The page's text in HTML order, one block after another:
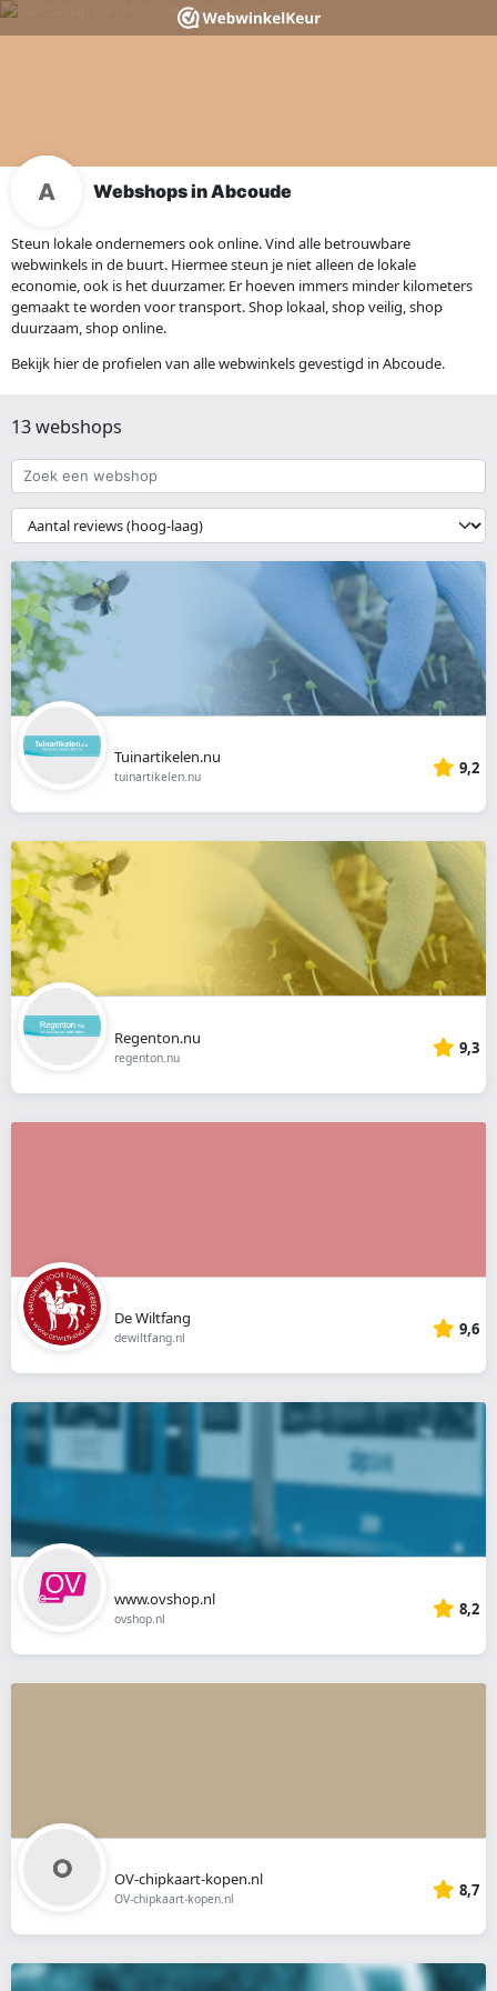
Webshops in Abcoude
Steun lokale ondernemers ook online. Vind alle betrouwbare
webwinkels in de buurt. Hiermee steun je niet alleen de lokale
economie, ook is het duurzamer. Er hoeven immers minder kilometers
gemaakt te worden voor transport. Shop lokaal, shop veilig, shop
duurzaam, shop online.
Bekijk hier de profielen van alle webwinkels gevestigd in Abcoude.
13 webshops
Zoek
een
webshop
{{
__('Sort')
}}
Tuinartikelen.nu
tuinartikelen.nu 9,2
Regenton.nu
regenton.nu 9,3
De Wiltfang
dewiltfang.nl 9,6
www.ovshop.nl
ovshop.nl 8,2
OV-chipkaart-kopen.nl
OV-chipkaart-kopen.nl 8,7